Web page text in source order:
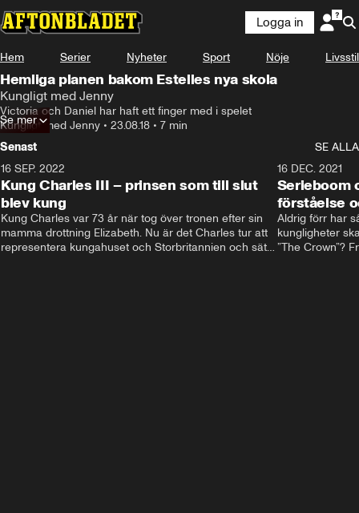
Logga in
Hem Serier Nyheter Sport Nöje Livsstil
Hemliga planen bakom Estelles nya skola
Kungligt med Jenny
Victoria och Daniel har haft ett finger med i spelet
Kungligt med Jenny • 23.08.18 • 7 min
Se mer
Senast
SE ALLA
16 SEP. 2022
Kung Charles III – prinsen som till slut
blev kung
Kung Charles var 73 år när tog över tronen efter sin
mamma drottning Elizabeth. Nu är det Charles tur att
representera kungahuset och Storbritannien och sätta
16 DEC. 2021
Serieboom
förståelse
Aldrig förr har
kungligheter
”The Crown”?